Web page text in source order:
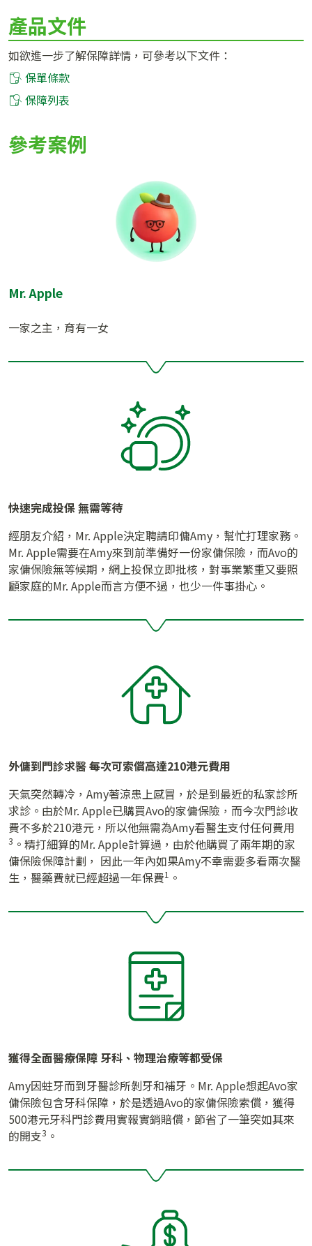
產品文件
如欲進一步了解保障詳情，可參考以下文件：
保單條款
保障列表
參考案例
Mr. Apple
一家之主，育有一女
快速完成投保 無需等待
經朋友介紹，Mr. Apple決定聘請印傭Amy，幫忙打理家務。
Mr. Apple需要在Amy來到前準備好一份家傭保險，而Avo的
家傭保險無等候期，網上投保立即批核，對事業繁重又要照
顧家庭的Mr. Apple而言方便不過，也少一件事掛心。
外傭到門診求醫 每次可索償高達210港元費用
天氣突然轉冷，Amy著涼患上感冒，於是到最近的私家診所
求診。由於Mr. Apple已購買Avo的家傭保險，而今次門診收
費不多於210港元，所以他無需為Amy看醫生支付任何費用
3 。精打細算的Mr. Apple計算過，由於他購買了兩年期的家
傭保險保障計劃， 因此一年內如果Amy不幸需要多看兩次醫
生，醫藥費就已經超過一年保費1 。
獲得全面醫療保障 牙科、物理治療等都受保
Amy因蛀牙而到牙醫診所剝牙和補牙。Mr. Apple想起Avo家
傭保險包含牙科保障，於是透過Avo的家傭保險索償，獲得
500港元牙科門診費用實報實銷賠償，節省了一筆突如其來
的開支3 。